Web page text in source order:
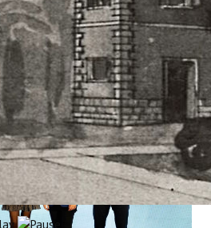
značajan korak prema očuvanju
svijesti unutar lokalne